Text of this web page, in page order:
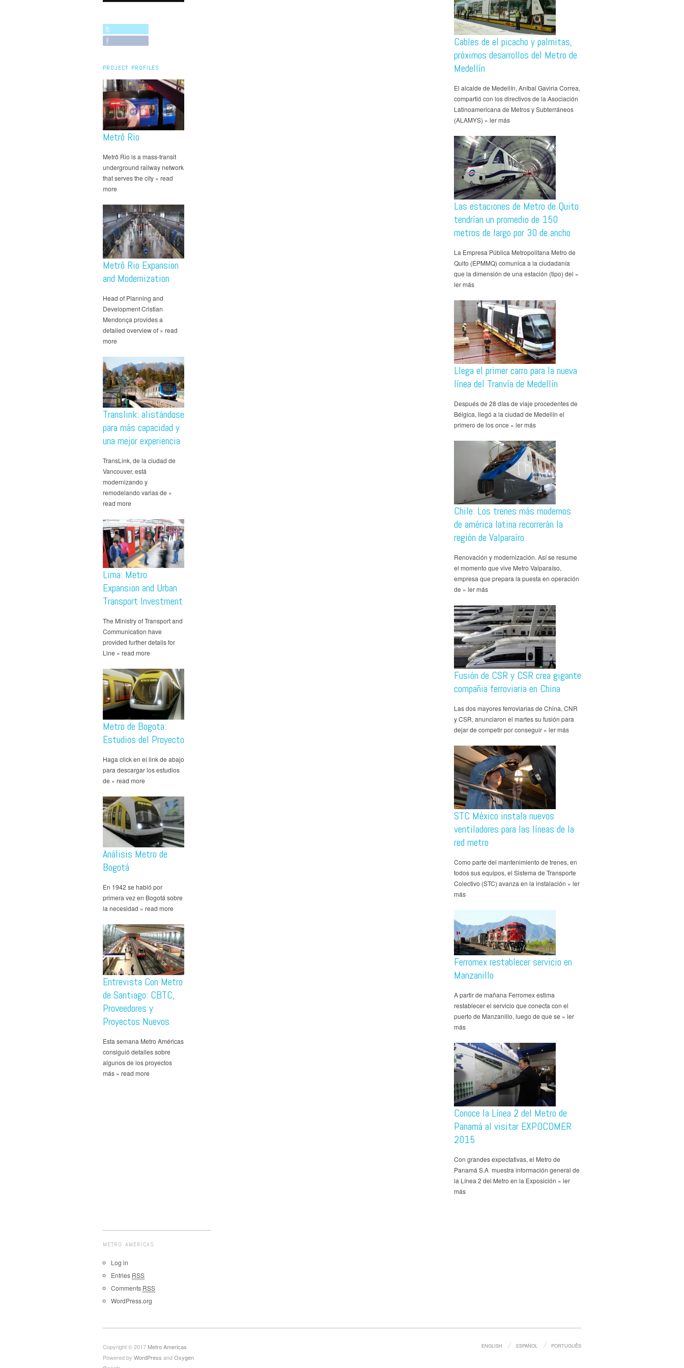
PROJECT PROFILES
Metrô Rio
Metrô Rio is a mass-transit
underground railway network
that serves the city » read
more
Metrô Rio Expansion
and Modernization
Head of Planning and
Development Cristian
Mendonça provides a
detailed overview of » read
more
Translink: alistándose
para más capacidad y
una mejor experiencia
TransLink, de la ciudad de
Vancouver, está
modernizando y
remodelando varias de »
read more
Lima: Metro
Expansion and Urban
Transport Investment
The Ministry of Transport and
Communication have
provided further details for
Line » read more
Metro de Bogota:
Estudios del Proyecto
Haga click en el link de abajo
para descargar los estudios
de » read more
Análisis Metro de
Bogotá
En 1942 se habló por
primera vez en Bogotá sobre
la necesidad » read more
Entrevista Con Metro
de Santiago: CBTC,
Proveedores y
Proyectos Nuevos
Esta semana Metro Américas
consiguió detalles sobre
algunos de los proyectos
más » read more
Cables de el picacho y palmitas,
próximos desarrollos del Metro de
Medellín
El alcalde de Medellín, Aníbal Gaviria Correa,
compartió con los directivos de la Asociación
Latinoamericana de Metros y Subterráneos
(ALAMYS) » ler más
Las estaciones de Metro de Quito
tendrían un promedio de 150
metros de largo por 30 de ancho
La Empresa Pública Metropolitana Metro de
Quito (EPMMQ) comunica a la ciudadanía
que la dimensión de una estación (tipo) del »
ler más
Llega el primer carro para la nueva
línea del Tranvía de Medellín
Después de 28 días de viaje procedentes de
Bélgica, llegó a la ciudad de Medellín el
primero de los once » ler más
Chile: Los trenes más modernos
de américa latina recorrerán la
región de Valparaíro
Renovación y modernización. Así se resume
el momento que vive Metro Valparaíso,
empresa que prepara la puesta en operación
de » ler más
Fusión de CSR y CSR crea gigante
compañia ferroviaria en China
Las dos mayores ferroviarias de China, CNR
y CSR, anunciaron el martes su fusión para
dejar de competir por conseguir » ler más
STC México instala nuevos
ventiladores para las líneas de la
red metro
Como parte del mantenimiento de trenes, en
todos sus equipos, el Sistema de Transporte
Colectivo (STC) avanza en la instalación » ler
más
Ferromex restablecer servicio en
Manzanillo
A partir de mañana Ferromex estima
restablecer el servicio que conecta con el
puerto de Manzanillo, luego de que se » ler
más
Conoce la Línea 2 del Metro de
Panamá al visitar EXPOCOMER
2015
Con grandes expectativas, el Metro de
Panamá S.A muestra información general de
la Línea 2 del Metro en la Exposición » ler
más
METRO AMERICAS
Log in
Entries RSS
Comments RSS
WordPress.org
Copyright © 2017 Metro Americas
Powered by WordPress andOxygen
ENGLISH ESPAÑOL PORTUGUÊS